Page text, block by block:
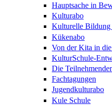
Hauptsache in
Kulturabo
Kulturelle Bildung
Kükenabo
Von der Kita in
KulturSchule-
Die
Fachtagungen
Jugendkulturabo
Kule Schule